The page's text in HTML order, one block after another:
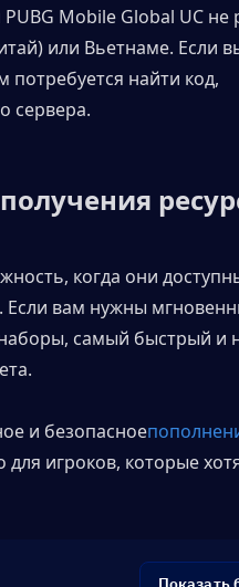
Mobile Global UC не
или Вьетнаме. Если
потребуется найти код,
сервера.
когда они
Если вам нужны
самый быстрый и
и безопасное
игроков, которые